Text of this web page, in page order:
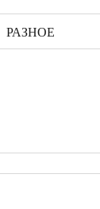
РАЗНОЕ